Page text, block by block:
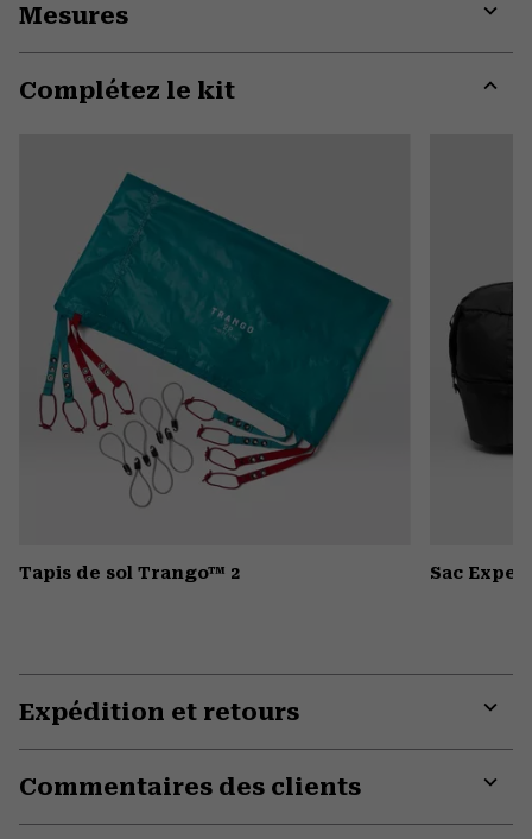
Mesures
Complétez le kit
Tapis de sol Trango™ 2 Sac
Expédition et retours
Commentaires des clients